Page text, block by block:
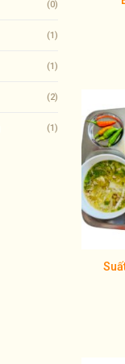
(0)
(1)
(1)
(2)
(1)